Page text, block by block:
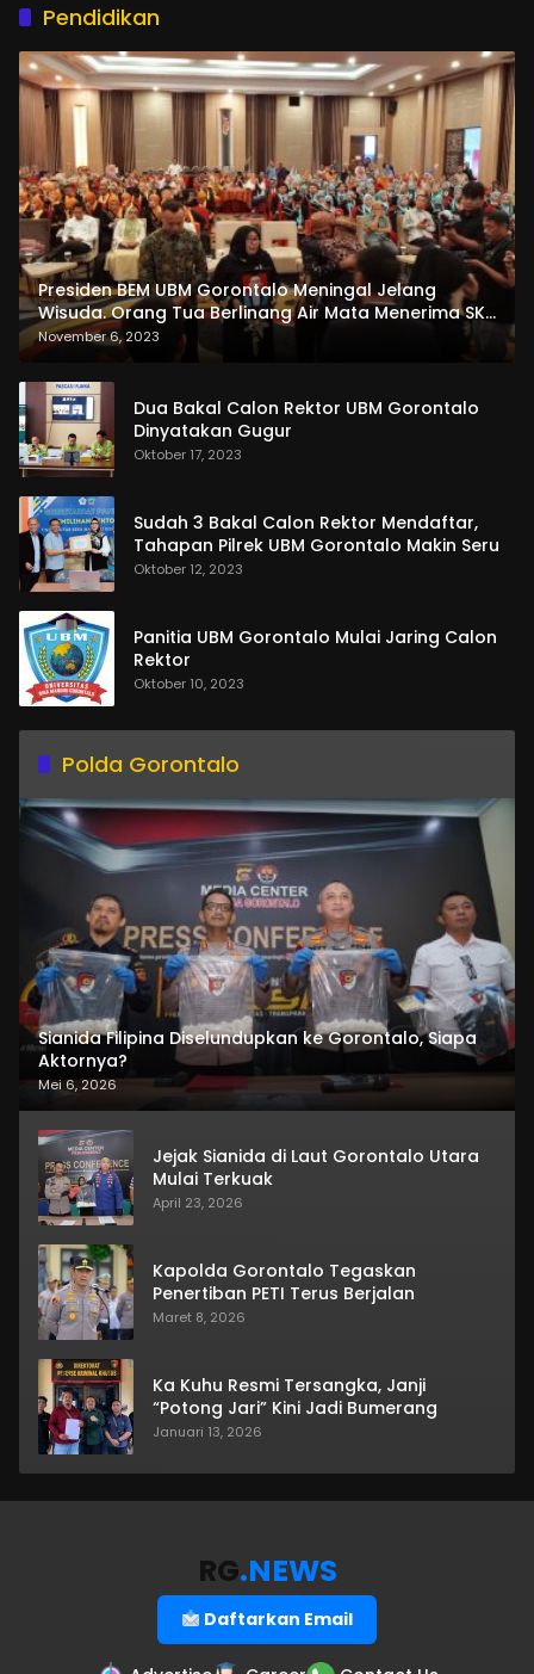
Pendidikan
Presiden BEM UBM Gorontalo Meningal Jelang
Wisuda. Orang Tua Berlinang Air Mata Menerima SKL
dan Pemasangan Salempang
November 6, 2023
Dua Bakal Calon Rektor UBM Gorontalo
Dinyatakan Gugur
Oktober 17, 2023
Sudah 3 Bakal Calon Rektor Mendaftar,
Tahapan Pilrek UBM Gorontalo Makin Seru
Oktober 12, 2023
Panitia UBM Gorontalo Mulai Jaring Calon
Rektor
Oktober 10, 2023
Polda Gorontalo
Sianida Filipina Diselundupkan ke Gorontalo, Siapa
Aktornya?
Mei 6, 2026
Jejak Sianida di Laut Gorontalo Utara
Mulai Terkuak
April 23, 2026
Kapolda Gorontalo Tegaskan
Penertiban PETI Terus Berjalan
Maret 8, 2026
Ka Kuhu Resmi Tersangka, Janji
“Potong Jari” Kini Jadi Bumerang
Januari 13, 2026
RG.NEWS
Daftarkan Email